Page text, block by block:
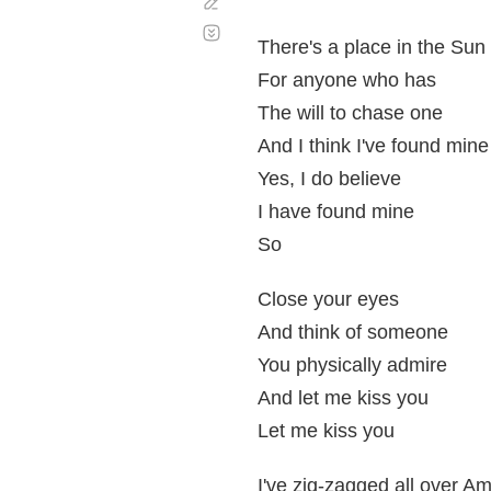
There's a place in the Sun
For anyone who has
The will to chase one
And I think I've found mine
Yes, I do believe
I have found mine
So
Close your eyes
And think of someone
You physically admire
And let me kiss you
Let me kiss you
I've zig-zagged all over
automático